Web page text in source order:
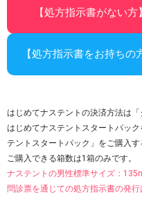
【処方指示書がない
【処方指示書をお持ち
はじめてナステントの決済方法は
はじめてナステントスタートパッ
テントスタートパック」をご購入す
ご購入できる箱数は1箱のみです。
ナステントの男性標準サイズ：
問診票を通じての処方指示書の発行